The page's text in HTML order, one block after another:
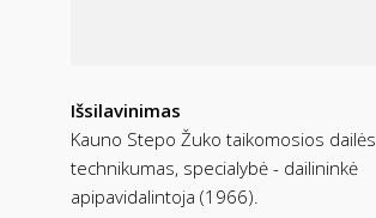
Išsilavinimas
Kauno Stepo Žuko taikomosios dailės
technikumas, specialybė - dailininkė
apipavidalintoja (1966).